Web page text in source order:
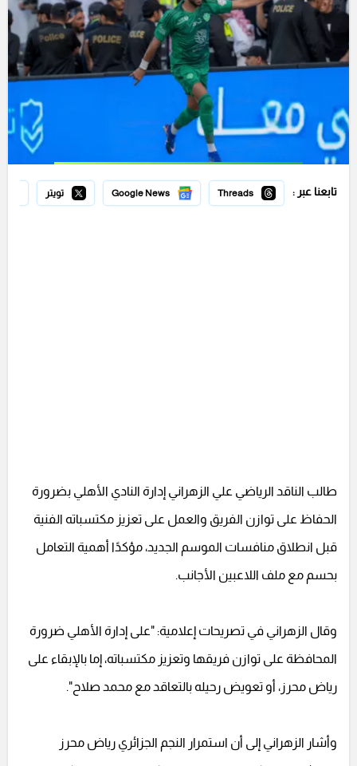
تابعنا عبر : Threads
Google News تويتر
طالب الناقد الرياضي علي الزهراني إدارة النادي الأهلي بضرورة
الحفاظ على توازن الفريق والعمل على تعزيز مكتسباته الفنية
قبل انطلاق منافسات الموسم الجديد، مؤكدًا أهمية التعامل
بحسم مع ملف اللاعبين الأجانب.
وقال الزهراني في تصريحات إعلامية: "على إدارة الأهلي ضرورة
المحافظة على توازن فريقها وتعزيز مكتسباته، إما بالإبقاء على
رياض محرز، أو تعويض رحيله بالتعاقد مع محمد صلاح".
وأشار الزهراني إلى أن استمرار النجم الجزائري رياض محرز